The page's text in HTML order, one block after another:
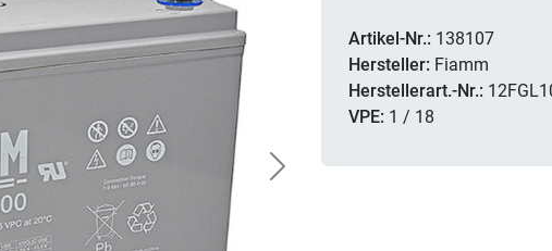
Next
Artikel-Nr.: 138107
Hersteller: Fiamm
Herstellerart.-Nr.:
VPE: 1 / 18